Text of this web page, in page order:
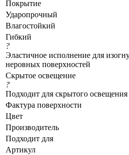
Покрытие
Ударопрочный
Влагостойкий
Гибкий
?
Эластичное исполнение для
неровных поверхностей
Скрытое освещение
?
Подходит для скрытого освещения
Фактура поверхности
Цвет
Производитель
Подходит для
Артикул